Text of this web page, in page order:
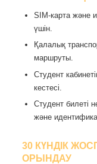
SIM-карта және
үшін.
Қалалық
маршруты.
Студент
кестесі.
Студент билеті
және
30 КҮНДІК
ОРЫНДАУ